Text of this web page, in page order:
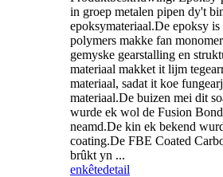
in groep metalen pipen dy't
epoksymateriaal.De epoksy
polymers makke fan
gemyske gearstalling en
materiaal makket it lijm
materiaal, sadat it koe
materiaal.De buizen mei dit
wurde ek wol de Fusion
neamd.De kin ek bekend
coating.De FBE Coated
brûkt yn ...
enkêtedetail